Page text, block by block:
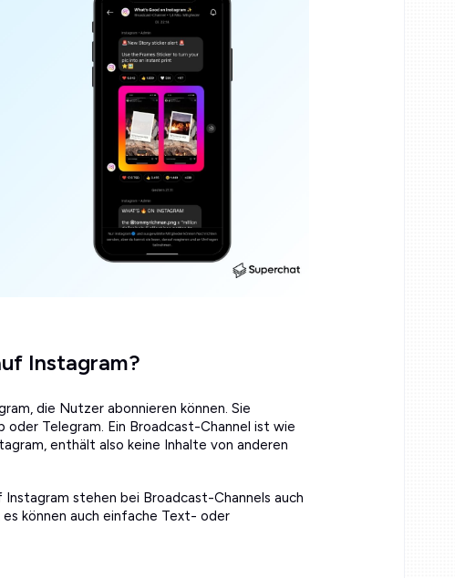
Instagram?
die Nutzer abonnieren können. Sie
Telegram. Ein Broadcast-Channel ist wie
enthält also keine Inhalte von anderen
stehen bei Broadcast-Channels auch
können auch einfache Text- oder